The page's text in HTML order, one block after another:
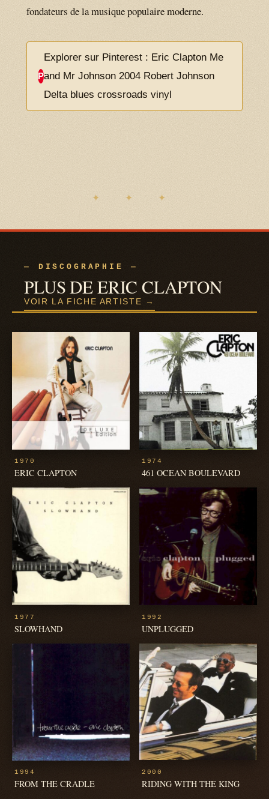
fondateurs de la musique populaire moderne.
P
Explorer sur Pinterest : Eric Clapton Me
and Mr Johnson 2004 Robert Johnson
Delta blues crossroads vinyl
— DISCOGRAPHIE —
PLUS DE ERIC CLAPTON
VOIR LA FICHE ARTISTE →
1970
ERIC CLAPTON
1974
461 OCEAN BOULEVARD
1977
SLOWHAND
1992
UNPLUGGED
1994
FROM THE CRADLE
2000
RIDING WITH THE KING